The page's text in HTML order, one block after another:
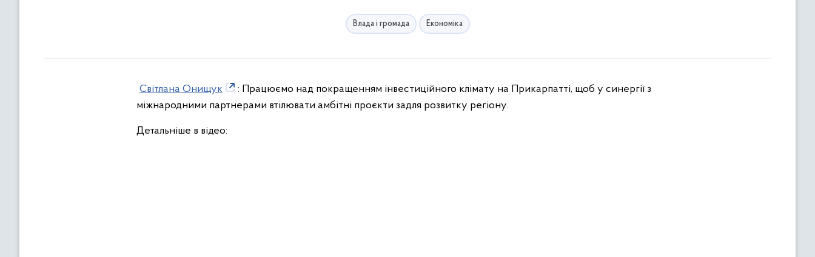
Влада і громада Економіка
Світлана Онищук
: Працюємо над покращенням інвестиційного клімату на Прикарпатті, щоб у синергії з
міжнародними партнерами втілювати амбітні проєкти задля розвитку регіону.
Детальніше в відео: